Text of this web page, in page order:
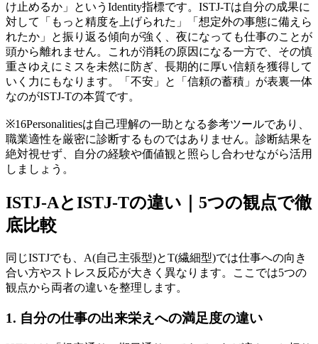
け止めるか」というIdentity指標です。ISTJ-Tは自分の成果に
対して「もっと精度を上げられた」「想定外の事態に備えら
れたか」と振り返る傾向が強く、夜になっても仕事のことが
頭から離れません。これが消耗の原因になる一方で、その慎
重さゆえにミスを未然に防ぎ、長期的に厚い信頼を獲得して
いく力にもなります。「不安」と「信頼の蓄積」が表裏一体
なのがISTJ-Tの本質です。
※16Personalitiesは自己理解の一助となる参考ツールであり、
職業適性を厳密に診断するものではありません。診断結果を
絶対視せず、自分の経験や価値観と照らし合わせながら活用
しましょう。
ISTJ-AとISTJ-Tの違い｜5つの観点で徹
底比較
同じISTJでも、A(自己主張型)とT(繊細型)では仕事への向き
合い方やストレス反応が大きく異なります。ここでは5つの
観点から両者の違いを整理します。
1. 自分の仕事の出来栄えへの満足度の違い